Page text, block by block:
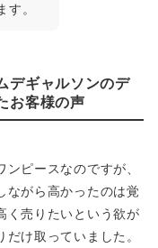
。
デギャルソンのデ
お客様の声
ピースなのですが、
ながら高かったのは覚
く売りたいという欲が
け取っていました。